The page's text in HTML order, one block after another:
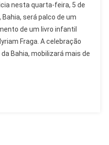
nesta quarta-feira, 5 de
será palco de um
de um livro infantil
Fraga. A celebração
Bahia, mobilizará mais de